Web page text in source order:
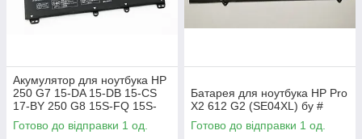
Акумулятор для ноутбука HP
250 G7 15-DA 15-DB 15-CS
17-BY 250 G8 15S-FQ 15S-
EQ (HT03XL) (Знос 51-60%)
бу B-
Готово до відправки 1 од.
Батарея для ноутбука HP Pro
X2 612 G2 (SE04XL) бу #
Готово до відправки 1 од.